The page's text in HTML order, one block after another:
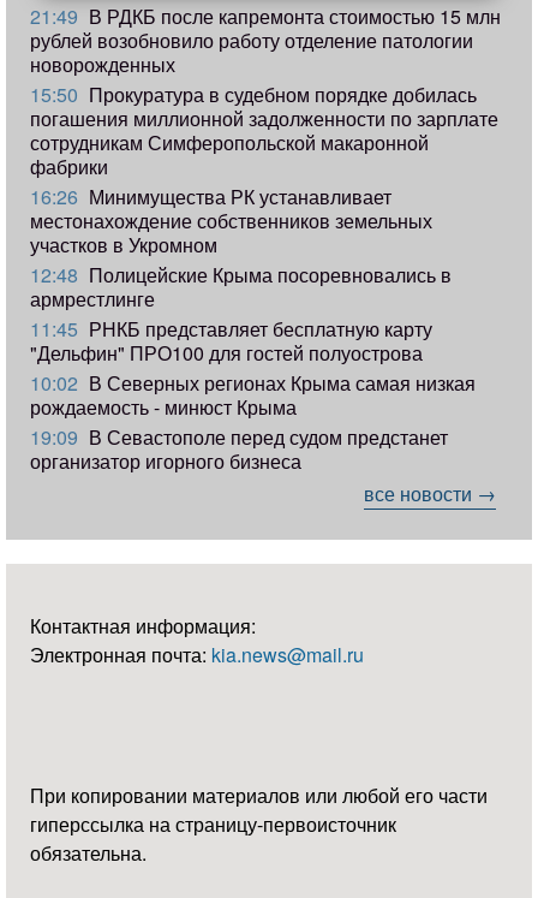
21:49 В РДКБ после капремонта стоимостью 15 млн
рублей возобновило работу отделение патологии
новорожденных
15:50 Прокуратура в судебном порядке добилась
погашения миллионной задолженности по зарплате
сотрудникам Симферопольской макаронной
фабрики
16:26 Минимущества РК устанавливает
местонахождение собственников земельных
участков в Укромном
12:48 Полицейские Крыма посоревновались в
армрестлинге
11:45 РНКБ представляет бесплатную карту
"Дельфин" ПРО100 для гостей полуострова
10:02 В Северных регионах Крыма самая низкая
рождаемость - минюст Крыма
19:09 В Севастополе перед судом предстанет
организатор игорного бизнеса
все новости →
Контактная информация:
Электронная почта: kia.news@mail.ru
При копировании материалов или любой его части
гиперссылка на страницу-первоисточник
обязательна.